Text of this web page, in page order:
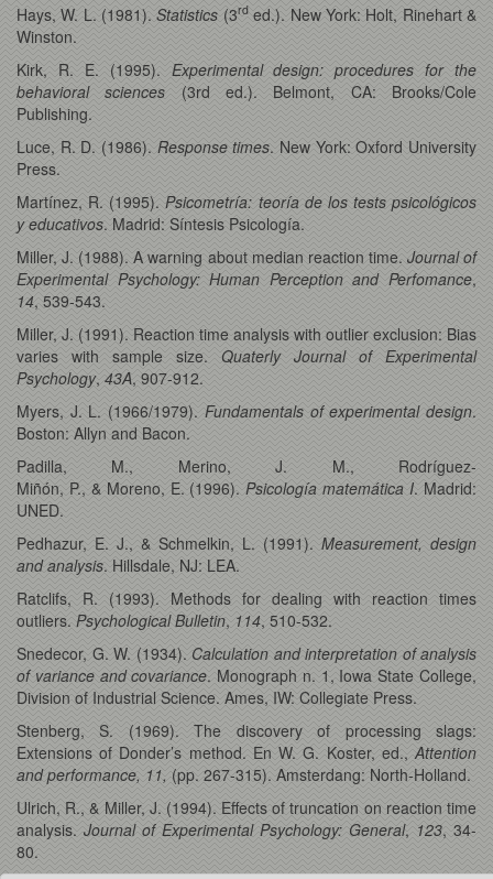
Hays, W. L. (1981).Statistics (3rded.). New York: Holt, Rinehart &
Winston.
Kirk, R. E. (1995). Experimental design: procedures for the
behavioral sciences (3rd ed.). Belmont, CA: Brooks/Cole
Publishing.
Luce, R. D. (1986). Response times. New York: Oxford University
Press.
Martínez, R. (1995). Psicometría: teoría de los tests psicológicos
y educativos. Madrid: Síntesis Psicología.
Miller, J. (1988). A warning about median reaction time. Journal of
Experimental Psychology: Human Perception and Perfomance,
14, 539-543.
Miller, J. (1991). Reaction time analysis with outlier exclusion: Bias
varies with sample size. Quaterly Journal of Experimental
Psychology, 43A, 907-912.
Myers, J. L. (1966/1979). Fundamentals of experimental design.
Boston: Allyn and Bacon.
Padilla, M., Merino, J. M., Rodríguez-
Miñón, P., & Moreno, E. (1996). Psicología matemática I. Madrid:
UNED.
Pedhazur, E. J., & Schmelkin, L. (1991). Measurement, design
and analysis. Hillsdale, NJ: LEA.
Ratclifs, R. (1993). Methods for dealing with reaction times
outliers. Psychological Bulletin, 114, 510-532.
Snedecor, G. W. (1934). Calculation and interpretation of analysis
of variance and covariance. Monograph n. 1, Iowa State College,
Division of Industrial Science. Ames, IW: Collegiate Press.
Stenberg, S. (1969). The discovery of processing slags:
Extensions of Donder’s method. En W. G. Koster, ed., Attention
and performance, 11, (pp. 267-315). Amsterdang: North-Holland.
Ulrich, R., & Miller, J. (1994). Effects of truncation on reaction time
analysis. Journal of Experimental Psychology: General, 123, 34-
80.